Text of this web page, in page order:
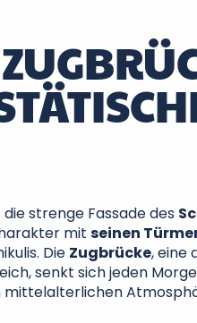
strenge Fassade des
mit seinen
Die Zugbrücke, eine
senkt sich jeden
mittelalterlichen